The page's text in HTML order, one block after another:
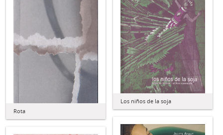
Los niños de la soja
Rota